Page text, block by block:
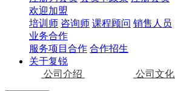
欢迎加盟
培训师 咨询师 课程顾问 销售人员
业务合作
服务项目合作 合作招生
关于复锐
公司介绍
公司文化